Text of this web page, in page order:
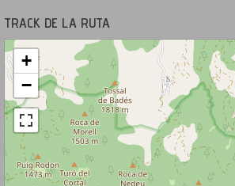
TRACK DE LA RUTA
+
−